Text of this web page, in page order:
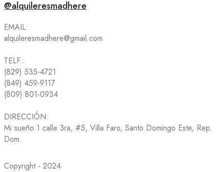
@alquileresmadhere
EMAIL:
alquileresmadhere@gmail.com
TELF.:
(829) 535-4721
(849) 459-9117
(809) 801-0934
DIRECCIÓN:
Mi sueño 1 calle 3ra, #5, Villa Faro, Santo Domingo Este, Rep.
Dom.
Copyright - 2024